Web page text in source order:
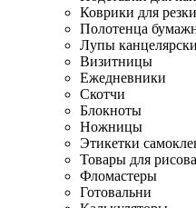
Коврики для резки
Полотенца
Лупы
Визитницы
Ежедневники
Скотчи
Блокноты
Ножницы
Этикетки
Товары для
Фломастеры
Готовальни